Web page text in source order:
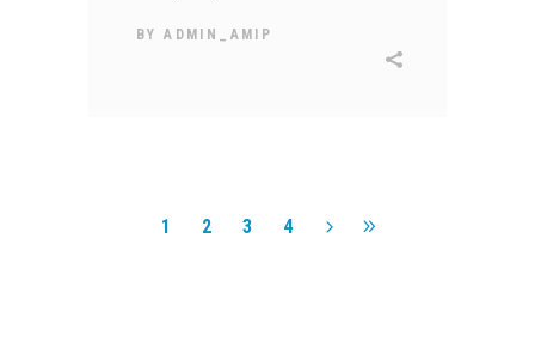
BYADMIN_AMIP
1 2 3 4